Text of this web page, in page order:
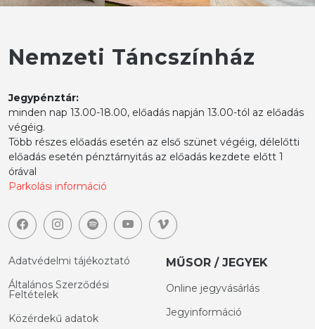
Nemzeti Táncszínház
Jegypénztár:
minden nap 13.00-18.00, előadás napján 13.00-tól az előadás
végéig.
Több részes előadás esetén az első szünet végéig, délelőtti
előadás esetén pénztárnyitás az előadás kezdete előtt 1
órával
Parkolási információ
Adatvédelmi tájékoztató
Általános Szerződési
Feltételek
Közérdekű adatok
MŰSOR / JEGYEK
Online jegyvásárlás
Jegyinformáció